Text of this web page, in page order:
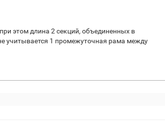
этом длина 2 секций, объединенных в
учитывается 1 промежуточная рама между